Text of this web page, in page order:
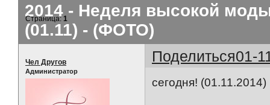
2014 - Неделя высокой
(01.11) - (ФОТО)
Страница:1
Поделиться01-
Чел Другов
Администратор
сегодня! (01.11.2014)